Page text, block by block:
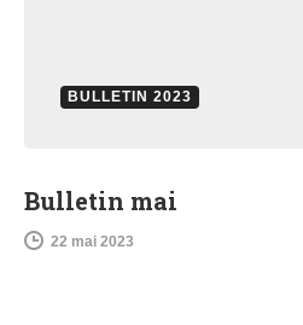
BULLETIN 2023
Bulletin mai
22 mai 2023